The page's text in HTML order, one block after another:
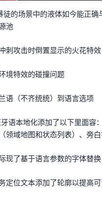
徒的场景中的液体如今能正确
池
刺攻击时倒置显示的火花特效
境特效的碰撞问题
语（不齐统统）到语言选项
语本地化添加了以下里面容
领域地图和状态列表）、旁
现了基于语言参数的字体替换
定位文本添加了轮廓以提高